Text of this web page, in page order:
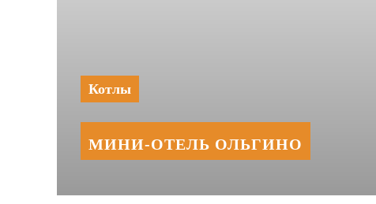
Котлы
МИНИ‑‏ОТЕЛЬ ОЛЬГИНО